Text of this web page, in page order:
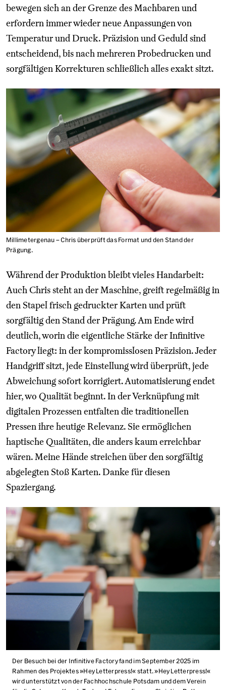
bewegen sich an der Grenze des Machbaren und
erfordern immer wieder neue Anpassungen von
Temperatur und Druck. Präzision und Geduld sind
entscheidend, bis nach mehreren Probedrucken und
sorgfältigen Korrekturen schließlich alles exakt sitzt.
Millimetergenau – Chris überprüft das Format und den Stand der
Prägung.
Während der Produktion bleibt vieles Handarbeit:
Auch Chris steht an der Maschine, greift regelmäßig in
den Stapel frisch gedruckter Karten und prüft
sorgfältig den Stand der Prägung. Am Ende wird
deutlich, worin die eigentliche Stärke der Infinitive
Factory liegt: in der kompromisslosen Präzision. Jeder
Handgriff sitzt, jede Einstellung wird überprüft, jede
Abweichung sofort korrigiert. Automatisierung endet
hier, wo Qualität beginnt. In der Verknüpfung mit
digitalen Prozessen entfalten die traditionellen
Pressen ihre heutige Relevanz. Sie ermöglichen
haptische Qualitäten, die anders kaum erreichbar
wären. Meine Hände streichen über den sorgfältig
abgelegten Stoß Karten. Danke für diesen
Spaziergang.
Der Besuch bei der Infinitive Factory fand im September 2025 im
Rahmen des Projektes »Hey Letterpress!« statt. »Hey Letterpress!«
wird unterstützt von der Fachhochschule Potsdam und dem Verein